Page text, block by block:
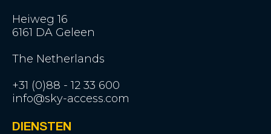
Heiweg 16
6161 DA Geleen
The Netherlands
+31 (0)88 - 12 33 600
info@sky-access.com
DIENSTEN